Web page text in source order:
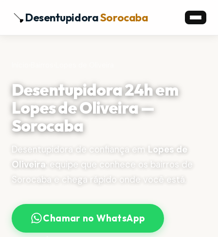
DesentupidoraSorocaba
Desentupidora 24h em
Lopes de Oliveira —
Sorocaba
Desentupidora de confiança em Lopes de
Oliveira: equipe que conhece os bairros de
Sorocaba e chega rápido onde você está.
Chamar no WhatsApp